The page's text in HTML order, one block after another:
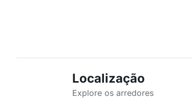
Localização
Explore os arredores